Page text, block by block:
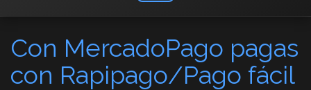
o
menú
de
navegación
Con MercadoPago pagas
con Rapipago/Pago fácil